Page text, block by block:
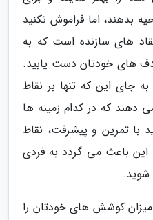
بدهند، اما فراموش نکنید
های سازنده است که به
های خودتان دست یابید.
جای این که تنها بر نقاط
دهند که در کدام زمینه ها
با تمرین و پیشرفت، نقاط
باعث می گردد به فردی
شوید.
میزان کوشش های خودتان را